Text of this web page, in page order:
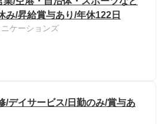
み/昇給賞与あり/年休122日
ケーションズ
/デイサービス/日勤のみ/賞与あ